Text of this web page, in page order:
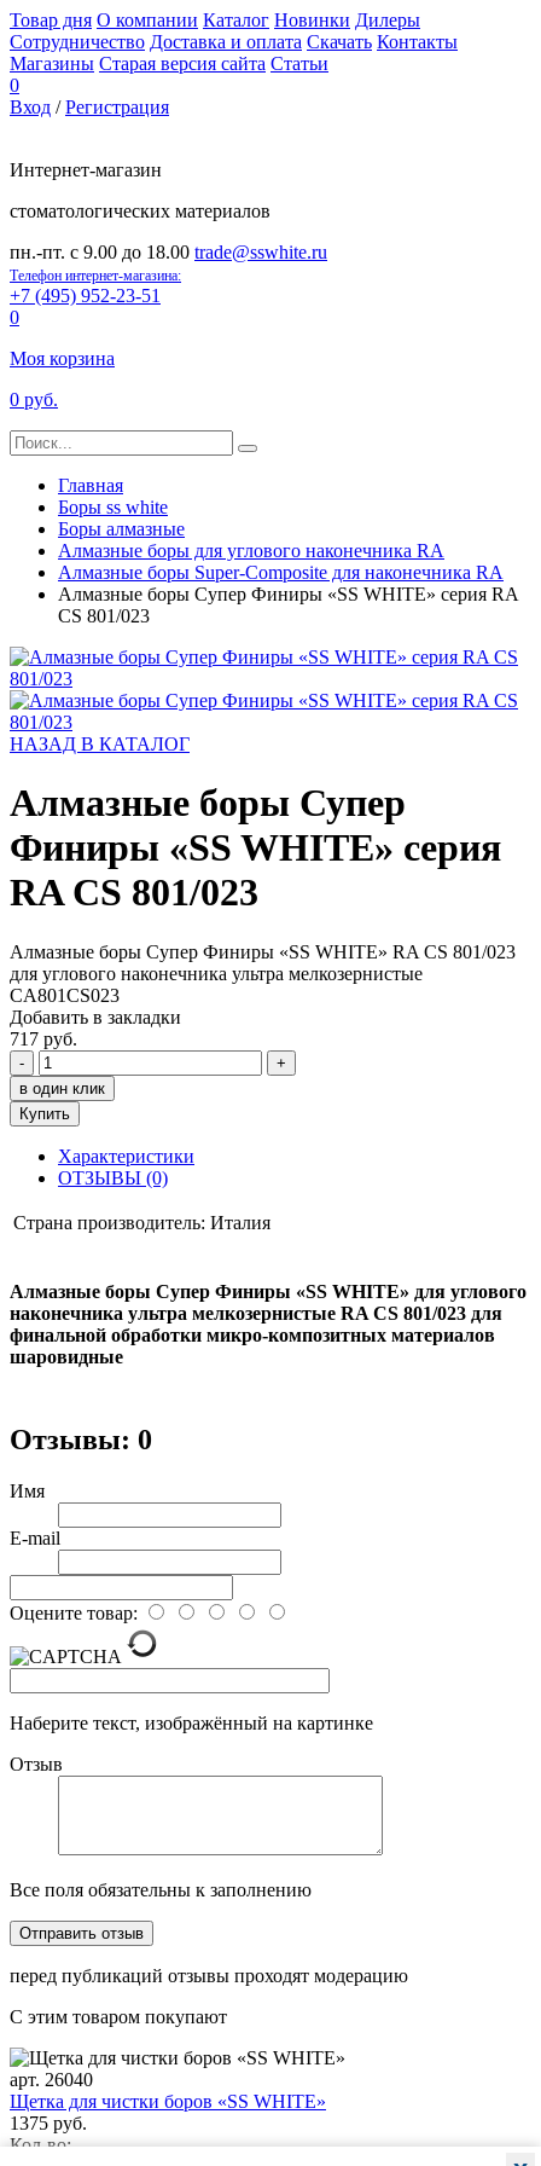
Товар дня О компании Каталог Новинки Дилеры
Сотрудничество Доставка и оплата Скачать Контакты
Магазины Старая версия сайта Статьи
0
Вход /Регистрация
Интернет-магазин
стоматологических материалов
пн.-пт. с 9.00 до 18.00 trade@sswhite.ru
Телефон интернет-магазина:
+7 (495) 952-23-51
0
Моя корзина
0 руб.
Главная
Боры ss white
Боры алмазные
Алмазные боры для углового наконечника RA
Алмазные боры Super-Composite для наконечника RA
Алмазные боры Супер Финиры «SS WHITE» серия RA
CS 801/023
НАЗАД В КАТАЛОГ
Алмазные боры Супер
Финиры «SS WHITE» серия
RA CS 801/023
Алмазные боры Супер Финиры «SS WHITE» RA CS 801/023
для углового наконечника ультра мелкозернистые
CA801CS023
Добавить в закладки
717 руб.
-
+
в один клик
Купить
Характеристики
ОТЗЫВЫ (0)
Страна производитель: Италия
Алмазные боры Супер Финиры «SS WHITE» для углового
наконечника ультра мелкозернистые RA CS 801/023 для
финальной обработки микро-композитных материалов
шаровидные
Отзывы: 0
Имя
E-mail
Оцените товар:
Наберите текст, изображённый на картинке
Отзыв
Все поля обязательны к заполнению
перед публикаций отзывы проходят модерацию
С этим товаром покупают
арт. 26040
Щетка для чистки боров «SS WHITE»
1375 руб.
Кол-во: